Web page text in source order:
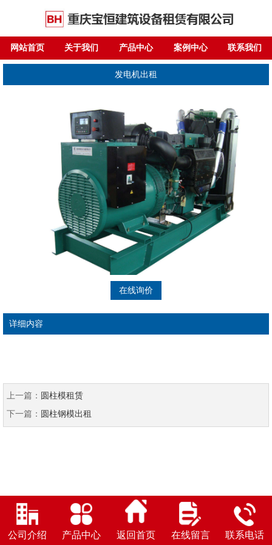
网站首页 关于我们 产品中心 案例中心 联系我们
发电机出租
在线询价
详细内容
上一篇： 圆柱模租赁
下一篇： 圆柱钢模出租
公司介绍 产品中心 返回首页 在线留言 联系电话